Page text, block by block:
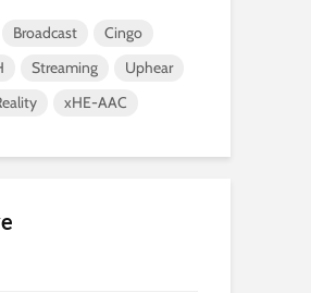
Broadcast
Cingo
Streaming
Uphear
xHE-AAC